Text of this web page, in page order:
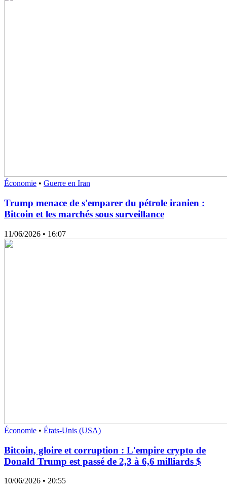
Économie • Guerre en Iran
Trump menace de s'emparer du pétrole iranien :
Bitcoin et les marchés sous surveillance
11/06/2026 • 16:07
Économie • États-Unis (USA)
Bitcoin, gloire et corruption : L'empire crypto de
Donald Trump est passé de 2,3 à 6,6 milliards $
10/06/2026 • 20:55